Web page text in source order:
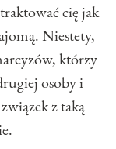
cię jak
Niestety,
którzy
osoby i
z taką